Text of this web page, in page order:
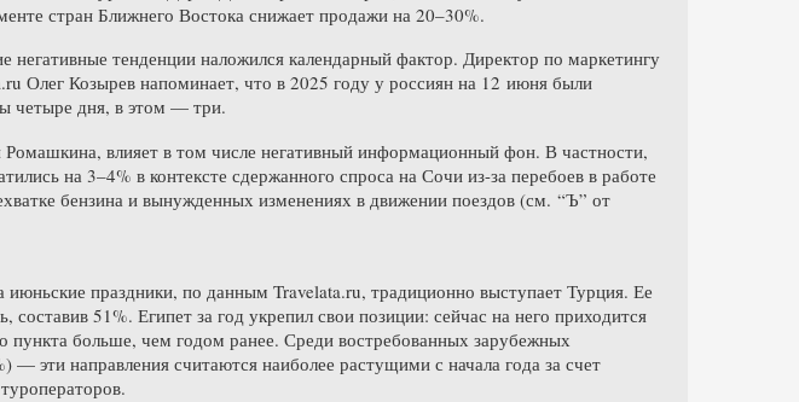
стран Ближнего Востока снижает продажи на 20–30%.
негативные тенденции наложился календарный фактор. Директор по маркетингу
Олег Козырев напоминает, что в 2025 году у россиян на 12 июня были
четыре дня, в этом — три.
влияет в том числе негативный информационный фон. В частности,
на 3–4% в контексте сдержанного спроса на Сочи из-за перебоев в работе
бензина и вынужденных изменениях в движении поездов (см. “Ъ” от
праздники, по данным Travelata.ru, традиционно выступает Турция. Ее
составив 51%. Египет за год укрепил свои позиции: сейчас на него приходится
пункта больше, чем годом ранее. Среди востребованных зарубежных
эти направления считаются наиболее растущими с начала года за счет